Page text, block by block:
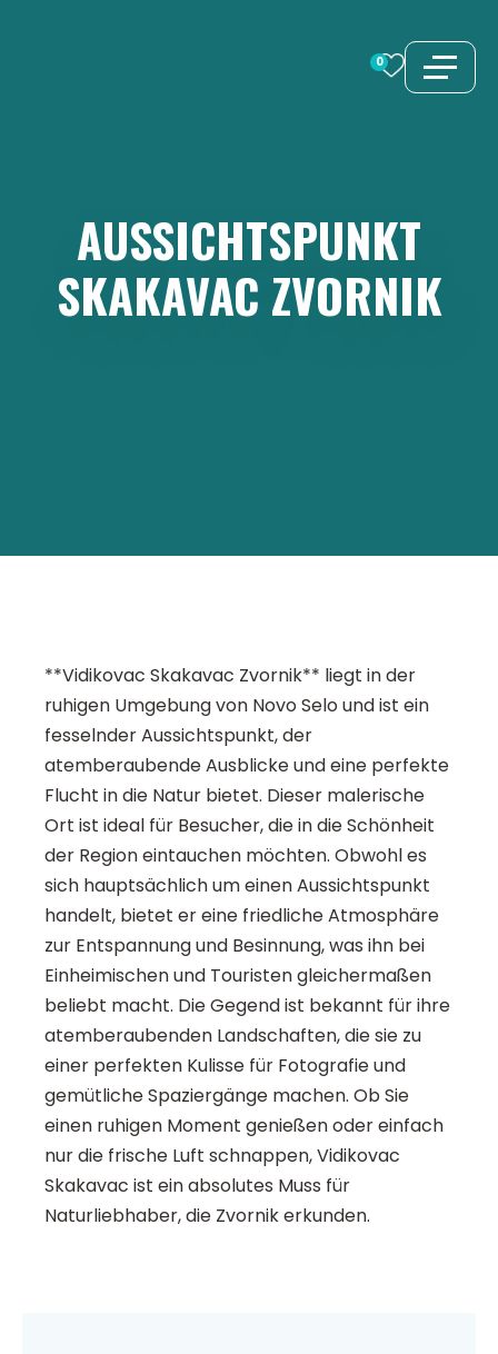
0
AUSSICHTSPUNKT
SKAKAVAC ZVORNIK
**Vidikovac Skakavac Zvornik** liegt in der
ruhigen Umgebung von Novo Selo und ist ein
fesselnder Aussichtspunkt, der
atemberaubende Ausblicke und eine perfekte
Flucht in die Natur bietet. Dieser malerische
Ort ist ideal für Besucher, die in die Schönheit
der Region eintauchen möchten. Obwohl es
sich hauptsächlich um einen Aussichtspunkt
handelt, bietet er eine friedliche Atmosphäre
zur Entspannung und Besinnung, was ihn bei
Einheimischen und Touristen gleichermaßen
beliebt macht. Die Gegend ist bekannt für ihre
atemberaubenden Landschaften, die sie zu
einer perfekten Kulisse für Fotografie und
gemütliche Spaziergänge machen. Ob Sie
einen ruhigen Moment genießen oder einfach
nur die frische Luft schnappen, Vidikovac
Skakavac ist ein absolutes Muss für
Naturliebhaber, die Zvornik erkunden.